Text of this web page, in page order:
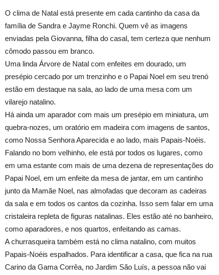
O clima de Natal está presente em cada cantinho da casa da
família de Sandra e Jayme Ronchi. Quem vê as imagens
enviadas pela Giovanna, filha do casal, tem certeza que nenhum
cômodo passou em branco.
Uma linda Árvore de Natal com enfeites em dourado, um
presépio cercado por um trenzinho e o Papai Noel em seu trenó
estão em destaque na sala, ao lado de uma mesa com um
vilarejo natalino.
Há ainda um aparador com mais um presépio em miniatura, um
quebra-nozes, um oratório em madeira com imagens de santos,
como Nossa Senhora Aparecida e ao lado, mais Papais-Noéis.
Falando no bom velhinho, ele está por todos os lugares, como
em uma estante com mais de uma dezena de representações do
Papai Noel, em um enfeite da mesa de jantar, em um cantinho
junto da Mamãe Noel, nas almofadas que decoram as cadeiras
da sala e em todos os cantos da cozinha. Isso sem falar em uma
cristaleira repleta de figuras natalinas. Eles estão até no banheiro,
como aparadores, e nos quartos, enfeitando as camas.
A churrasqueira também está no clima natalino, com muitos
Papais-Noéis espalhados. Para identificar a casa, que fica na rua
Carino da Gama Corrêa, no Jardim São Luís, a pessoa não vai